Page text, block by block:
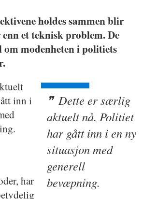
holdes sammen blir
et teknisk problem. De
modenheten i politiets
Dette er særlig
aktuelt nå. Politiet
har gått inn i en ny
situasjon med
generell
bevæpning.
inn i
har